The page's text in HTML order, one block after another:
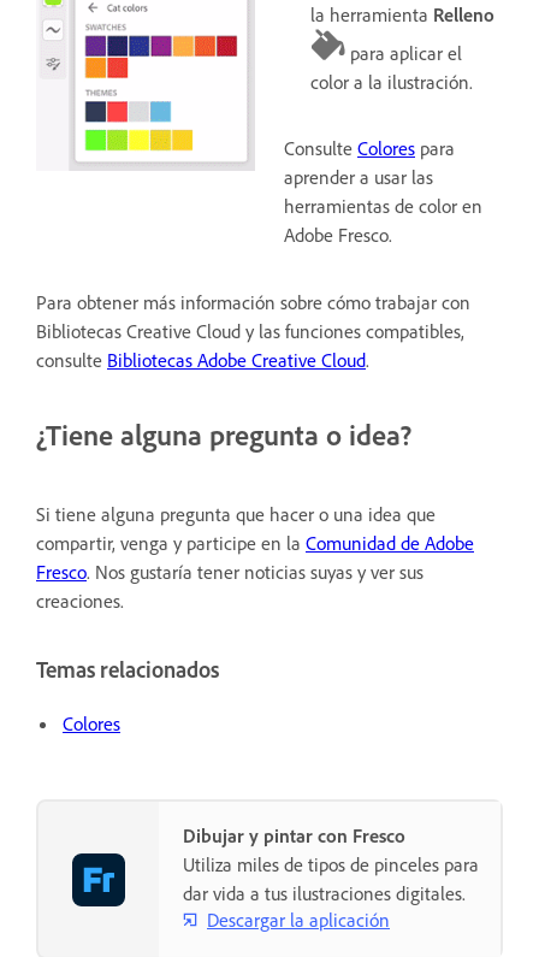
la herramienta Relleno
para aplicar el
color a la ilustración.
Consulte Colores para
aprender a usar las
herramientas de color en
Adobe Fresco.
Para obtener más información sobre cómo trabajar con
Bibliotecas Creative Cloud y las funciones compatibles,
consulte Bibliotecas Adobe Creative Cloud.
¿Tiene alguna pregunta o idea?
Si tiene alguna pregunta que hacer o una idea que
compartir, venga y participe en la Comunidad de Adobe
Fresco. Nos gustaría tener noticias suyas y ver sus
creaciones.
Temas relacionados
Colores
Dibujar y pintar con Fresco
Utiliza miles de tipos de pinceles para
dar vida a tus ilustraciones digitales.
Descargar la aplicación